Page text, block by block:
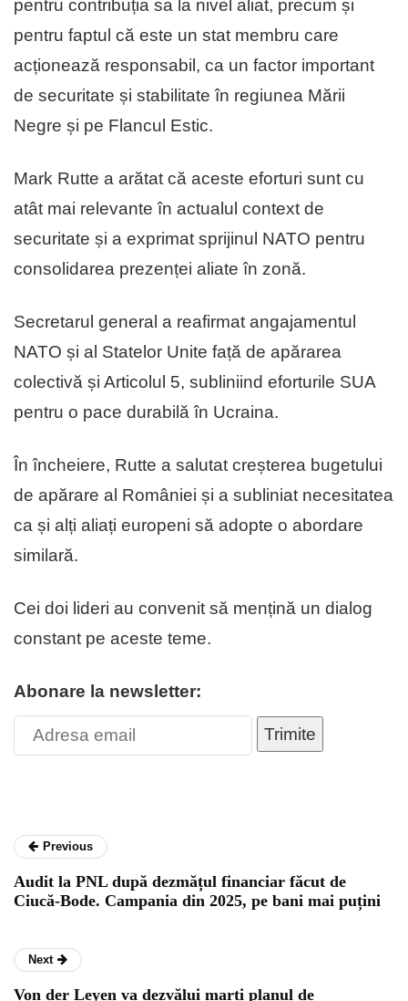
pentru contribuția sa la nivel aliat, precum și
pentru faptul că este un stat membru care
acționează responsabil, ca un factor important
de securitate și stabilitate în regiunea Mării
Negre și pe Flancul Estic.
Mark Rutte a arătat că aceste eforturi sunt cu
atât mai relevante în actualul context de
securitate și a exprimat sprijinul NATO pentru
consolidarea prezenței aliate în zonă.
Secretarul general a reafirmat angajamentul
NATO și al Statelor Unite față de apărarea
colectivă și Articolul 5, subliniind eforturile SUA
pentru o pace durabilă în Ucraina.
În încheiere, Rutte a salutat creșterea bugetului
de apărare al României și a subliniat necesitatea
ca și alți aliați europeni să adopte o abordare
similară.
Cei doi lideri au convenit să mențină un dialog
constant pe aceste teme.
Abonare la newsletter:
Trimite
Previous
Audit la PNL după dezmățul financiar făcut de
Ciucă-Bode. Campania din 2025, pe bani mai puțini
Next
Von der Leyen va dezvălui marți planul de